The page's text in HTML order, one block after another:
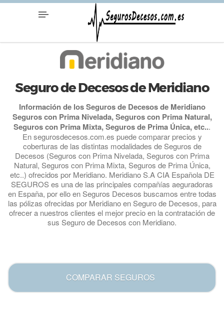
Seguro de Decesos de Meridiano
Información de los Seguros de Decesos de Meridiano
Seguros con Prima Nivelada, Seguros con Prima Natural,
Seguros con Prima Mixta, Seguros de Prima Única, etc...
En segurosdecesos.com.es puede comparar precios y
coberturas de las distintas modalidades de Seguros de
Decesos (Seguros con Prima Nivelada, Seguros con Prima
Natural, Seguros con Prima Mixta, Seguros de Prima Única,
etc..) ofrecidos por Meridiano. Meridiano S.A CIA Española DE
SEGUROS es una de las principales compañías aeguradoras
en España, por ello en Seguros Decesos buscamos entre todas
las pólizas ofrecidas por Meridiano en Seguro de Decesos, para
ofrecer a nuestros clientes el mejor precio en la contratación de
sus Seguro de Decesos con Meridiano.
COMPARAR SEGUROS